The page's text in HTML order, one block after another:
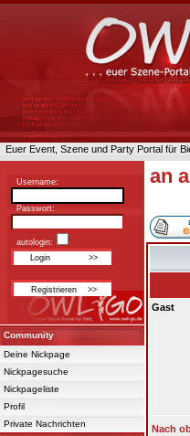
Euer Event, Szene und Party Portal für
Username:
Passwort:
autologin:
Community
Deine Nickpage
Nickpagesuche
Nickpageliste
Profil
Private Nachrichten
an
Gast
Nach